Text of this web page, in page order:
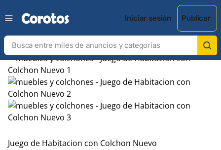
Iniciar sesión Publicar
Juego de Habitacion con Colchon Nuevo